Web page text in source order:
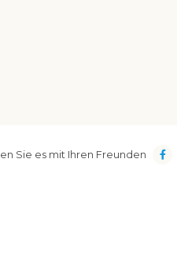
Sie es mit Ihren Freunden